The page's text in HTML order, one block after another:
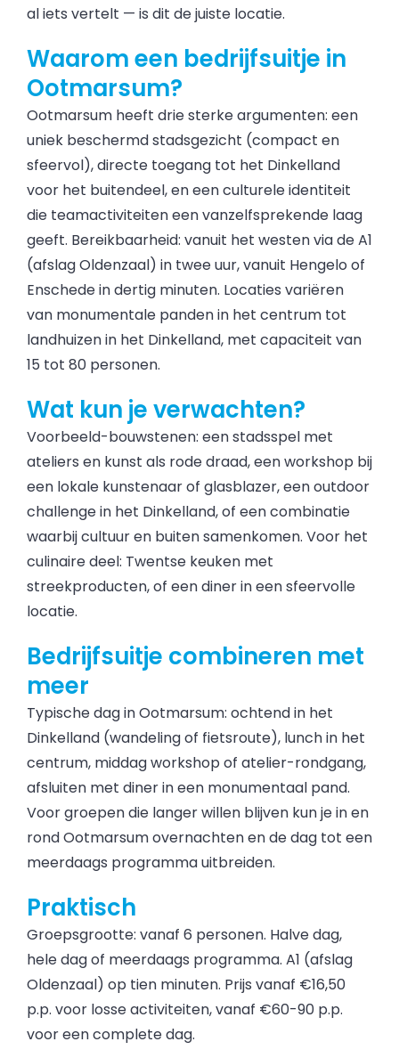
al iets vertelt — is dit de juiste locatie.
Waarom een bedrijfsuitje in
Ootmarsum?
Ootmarsum heeft drie sterke argumenten: een
uniek beschermd stadsgezicht (compact en
sfeervol), directe toegang tot het Dinkelland
voor het buitendeel, en een culturele identiteit
die teamactiviteiten een vanzelfsprekende laag
geeft. Bereikbaarheid: vanuit het westen via de A1
(afslag Oldenzaal) in twee uur, vanuit Hengelo of
Enschede in dertig minuten. Locaties variëren
van monumentale panden in het centrum tot
landhuizen in het Dinkelland, met capaciteit van
15 tot 80 personen.
Wat kun je verwachten?
Voorbeeld-bouwstenen: een stadsspel met
ateliers en kunst als rode draad, een workshop bij
een lokale kunstenaar of glasblazer, een outdoor
challenge in het Dinkelland, of een combinatie
waarbij cultuur en buiten samenkomen. Voor het
culinaire deel: Twentse keuken met
streekproducten, of een diner in een sfeervolle
locatie.
Bedrijfsuitje combineren met
meer
Typische dag in Ootmarsum: ochtend in het
Dinkelland (wandeling of fietsroute), lunch in het
centrum, middag workshop of atelier-rondgang,
afsluiten met diner in een monumentaal pand.
Voor groepen die langer willen blijven kun je in en
rond Ootmarsum overnachten en de dag tot een
meerdaags programma uitbreiden.
Praktisch
Groepsgrootte: vanaf 6 personen. Halve dag,
hele dag of meerdaags programma. A1 (afslag
Oldenzaal) op tien minuten. Prijs vanaf €16,50
p.p. voor losse activiteiten, vanaf €60-90 p.p.
voor een complete dag.